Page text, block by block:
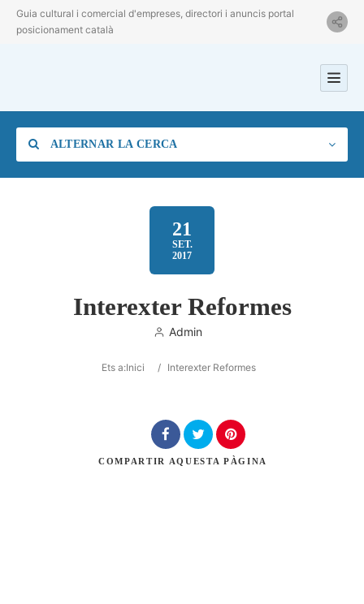
Guia cultural i comercial d'empreses, directori i anuncis portal
posicionament català
ALTERNAR LA CERCA
Ubicació
Cerca
21
SET.
2017
Interexter Reformes
Admin
Ets a:Inici / Interexter Reformes
COMPARTIR AQUESTA PÀGINA